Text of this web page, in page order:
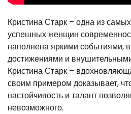
Кристина Старк – одна из
успешных женщин
наполнена яркими событиями,
достижениями и
Кристина Старк –
своим примером доказывает,
настойчивость и талант
невозможного.